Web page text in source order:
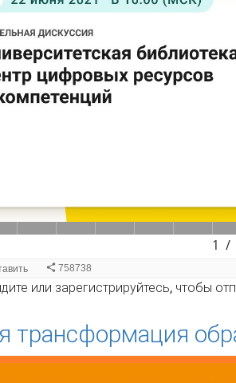
библиотека - центр
или зарегистрируйтесь, чтобы
трансформация